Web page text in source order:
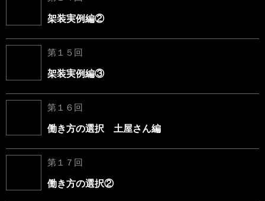
架装実例編②
第１５回
架装実例編③
第１６回
働き方の選択 土屋さん編
第１７回
働き方の選択②